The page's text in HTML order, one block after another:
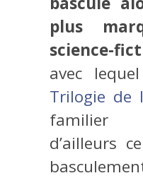
plus
science-
avec
Trilogie de
familier
d’ailleurs